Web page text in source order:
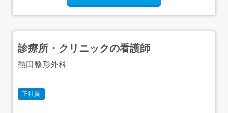
診療所・クリニックの看護師
熱田整形外科
正社員